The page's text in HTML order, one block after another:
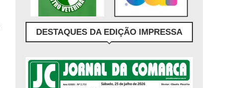
DESTAQUES DA EDIÇÃO IMPRESSA